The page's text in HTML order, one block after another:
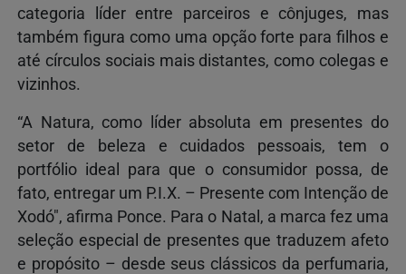
categoria líder entre parceiros e cônjuges, mas
também figura como uma opção forte para filhos e
até círculos sociais mais distantes, como colegas e
vizinhos.
“A Natura, como líder absoluta em presentes do
setor de beleza e cuidados pessoais, tem o
portfólio ideal para que o consumidor possa, de
fato, entregar um P.I.X. – Presente com Intenção de
Xodó", afirma Ponce. Para o Natal, a marca fez uma
seleção especial de presentes que traduzem afeto
e propósito – desde seus clássicos da perfumaria,